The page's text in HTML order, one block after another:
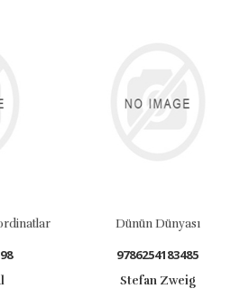
Dünün Dünyası
9786254183485
Stefan Zweig